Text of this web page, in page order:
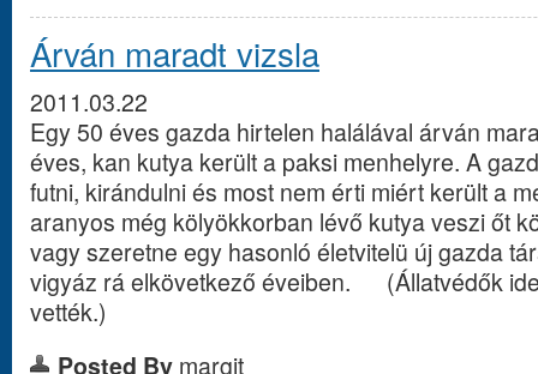
Árván maradt vizsla
2011.03.22
Egy 50 éves gazda hirtelen halálával árván
éves, kan kutya került a paksi menhelyre. A
futni, kirándulni és most nem érti miért került a
aranyos még kölyökkorban lévő kutya veszi őt
vagy szeretne egy hasonló életvitelü új gazda
vigyáz rá elkövetkező éveiben. (Állatvédők
vették.)
Posted By margit